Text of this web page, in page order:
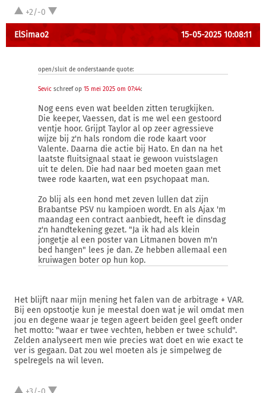
+2/-0
ElSimao2 15-05-2025 10:08:11
open/sluit de onderstaande quote:
Sevic schreef op 15 mei 2025 om 07:44:
Nog eens even wat beelden zitten terugkijken.
Die keeper, Vaessen, dat is me wel een gestoord
ventje hoor. Grijpt Taylor al op zeer agressieve
wijze bij z'n hals rondom die rode kaart voor
Valente. Daarna die actie bij Hato. En dan na het
laatste fluitsignaal staat ie gewoon vuistslagen
uit te delen. Die had naar bed moeten gaan met
twee rode kaarten, wat een psychopaat man.
Zo blij als een hond met zeven lullen dat zijn
Brabantse PSV nu kampioen wordt. En als Ajax 'm
maandag een contract aanbiedt, heeft ie dinsdag
z'n handtekening gezet. "Ja ik had als klein
jongetje al een poster van Litmanen boven m'n
bed hangen" lees je dan. Ze hebben allemaal een
kruiwagen boter op hun kop.
Het blijft naar mijn mening het falen van de arbitrage + VAR.
Bij een opstootje kun je meestal doen wat je wil omdat men
jou en degene waar je tegen ageert beiden geel geeft onder
het motto: "waar er twee vechten, hebben er twee schuld".
Zelden analyseert men wie precies wat doet en wie exact te
ver is gegaan. Dat zou wel moeten als je simpelweg de
spelregels na wil leven.